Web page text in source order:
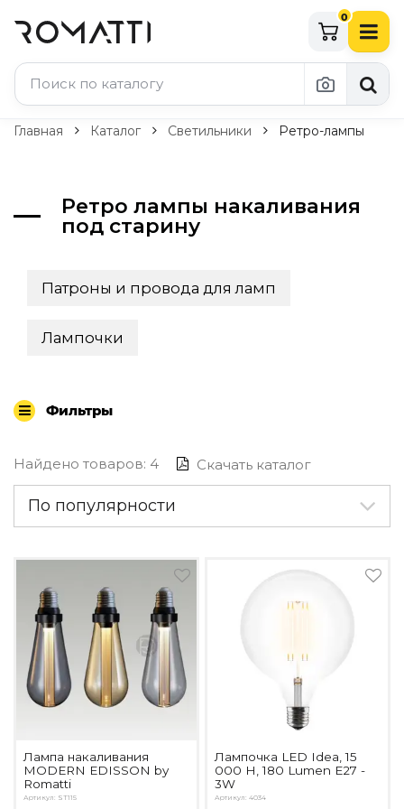
0
Каталог Romatti
По типу
Подвесные светильники
Бра и настенные светильники
Торшеры
По назначению
Производство светильников
Техническое и архитектурное освещение
Ретро электрика
Творческая мастерская (латунь, медь)
Коллекции освещения
APELLA — Modern
ALEBASTRO — Alebastr
RAY — Architectural
KOBO — Scandinavian
Все коллекции освещения
По стилям
Винтаж
Органик модерн
Хрусталь
Главная Каталог Светильники Ретро-лампы
Ретро лампы накаливания
под старину
Патроны и провода для ламп
Лампочки
Фильтры
Найдено товаров: 4 Скачать каталог
По популярности
Лампа накаливания
MODERN EDISSON by
Romatti
Артикул: ST115
Лампочка LED Idea, 15
000 H, 180 Lumen E27 -
3W
Артикул: 4034